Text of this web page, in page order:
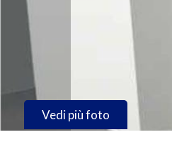
Vedi più foto
REDDITO
Provincia
Comune